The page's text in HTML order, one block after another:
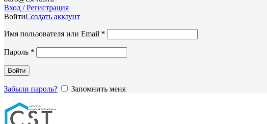
Вход / Регистрация
ВойтиСоздать аккаунт
Имя пользователя или Email *
Пароль *
Войти
Забыли пароль? Запомнить меня